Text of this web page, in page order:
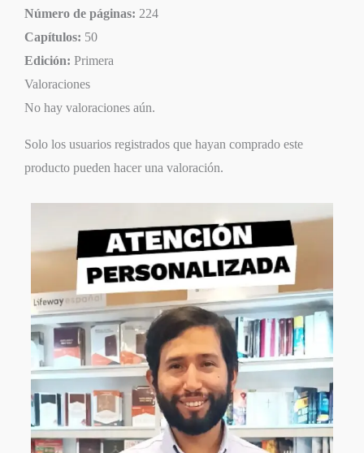
Número de páginas: 224
Capítulos: 50
Edición: Primera
Valoraciones
No hay valoraciones aún.
Solo los usuarios registrados que hayan comprado este
producto pueden hacer una valoración.